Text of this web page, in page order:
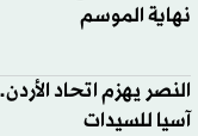
نهاية الموسم
النصر يهزم اتحاد
آسيا للسيدات